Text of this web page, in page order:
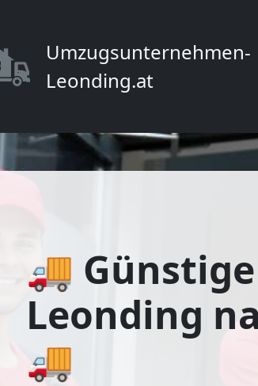
Umzugsunternehmen-
Leonding.at
🚚
Leonding
🚚